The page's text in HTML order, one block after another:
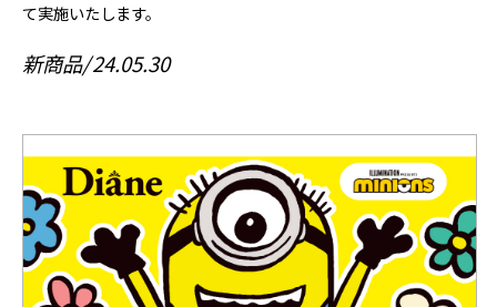
て実施いたします。
新商品 24.05.30